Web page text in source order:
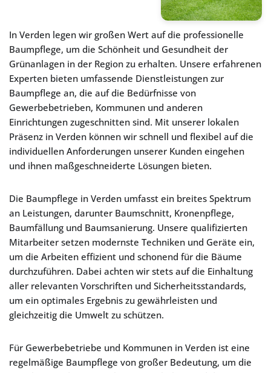
In Verden legen wir großen Wert auf die professionelle
Baumpflege, um die Schönheit und Gesundheit der
Grünanlagen in der Region zu erhalten. Unsere erfahrenen
Experten bieten umfassende Dienstleistungen zur
Baumpflege an, die auf die Bedürfnisse von
Gewerbebetrieben, Kommunen und anderen
Einrichtungen zugeschnitten sind. Mit unserer lokalen
Präsenz in Verden können wir schnell und flexibel auf die
individuellen Anforderungen unserer Kunden eingehen
und ihnen maßgeschneiderte Lösungen bieten.
Die Baumpflege in Verden umfasst ein breites Spektrum
an Leistungen, darunter Baumschnitt, Kronenpflege,
Baumfällung und Baumsanierung. Unsere qualifizierten
Mitarbeiter setzen modernste Techniken und Geräte ein,
um die Arbeiten effizient und schonend für die Bäume
durchzuführen. Dabei achten wir stets auf die Einhaltung
aller relevanten Vorschriften und Sicherheitsstandards,
um ein optimales Ergebnis zu gewährleisten und
gleichzeitig die Umwelt zu schützen.
Für Gewerbebetriebe und Kommunen in Verden ist eine
regelmäßige Baumpflege von großer Bedeutung, um die